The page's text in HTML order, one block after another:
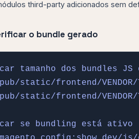
third-party adicionados sem
o bundle gerado
tamanho dos bundles JS
static/frontend/
static/frontend/VENDOR/
se bundling está ativo